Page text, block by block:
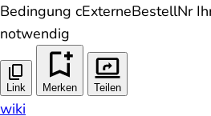
Bedingung cExterneBestellNr
notwendig
Link Merken Teilen
wiki